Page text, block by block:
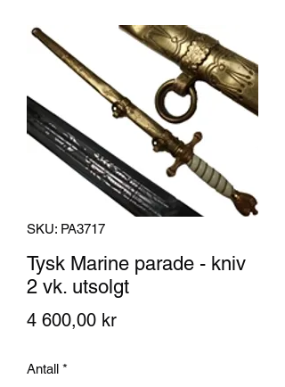
SKU: PA3717
Tysk Marine parade - kniv
2 vk. utsolgt
4 600,00 krPris
Antall *